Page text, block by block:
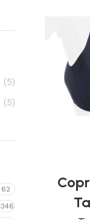
(5)
(5)
62